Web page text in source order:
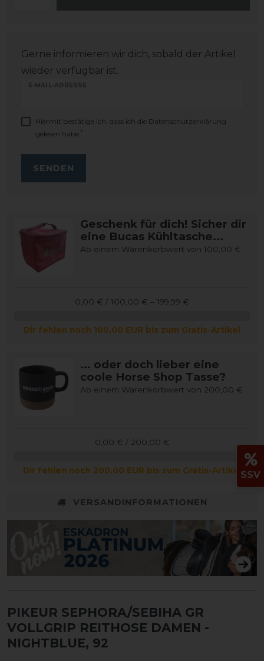
Gerne informieren wir dich, sobald der Artikel
wieder verfügbar ist.
E-MAIL-ADRESSE
Hiermit bestätige ich, dass ich die Daten­schutz­erklärung
gelesen habe. *
SENDEN
Geschenk für dich! Sicher dir
eine Bucas Kühltasche...
Ab einem Warenkorbwert von 100,00 €
0,00 € / 100,00 € – 199,99 €
Dir fehlen noch 100,00 EUR bis zum Gratis-Artikel
... oder doch lieber eine
coole Horse Shop Tasse?
Ab einem Warenkorbwert von 200,00 €
0,00 € / 200,00 €
Dir fehlen noch 200,00 EUR bis zum Gratis-Artikel
VERSANDINFORMATIONEN
PIKEUR SEPHORA/SEBIHA GR
VOLLGRIP REITHOSE DAMEN -
NIGHTBLUE, 92
SSV